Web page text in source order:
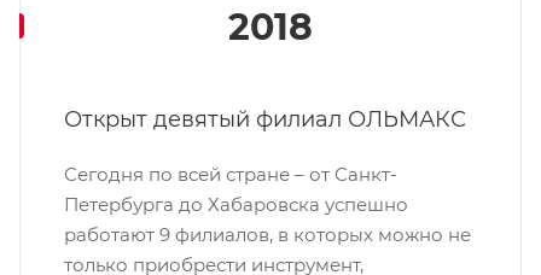
2018
Открыт девятый филиал ОЛЬМАКС
Сегодня по всей стране – от Санкт-
Петербурга до Хабаровска успешно
работают 9 филиалов, в которых можно не
только приобрести инструмент,